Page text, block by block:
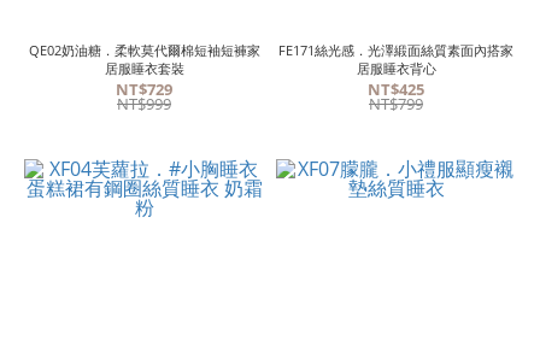
QE02奶油糖．柔軟莫代爾棉短袖短褲家
居服睡衣套裝
NT$729
NT$999
FE171絲光感．光澤緞面絲質素面內搭家
居服睡衣背心
NT$425
NT$799